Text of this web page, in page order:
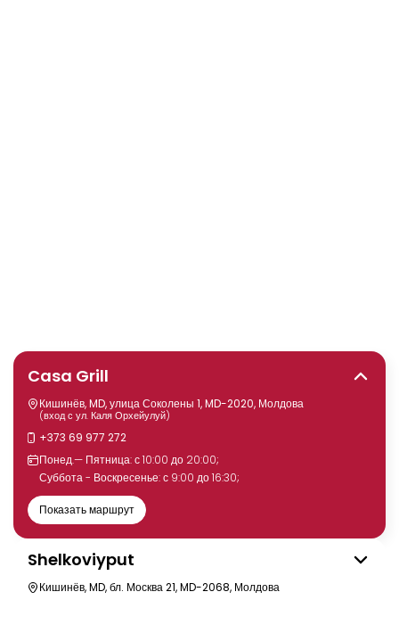
Casa Grill
Кишинёв, MD, улица Соколены 1, MD-2020, Молдова
(вход с ул. Каля Орхейулуй)
+373 69 977 272
Понед.— Пятница: с 10:00 до 20:00;
Суббота - Воскресенье: с 9:00 до 16:30;
Показать маршрут
Shelkoviyput
Кишинёв, MD, бл. Москва 21, MD-2068, Молдова